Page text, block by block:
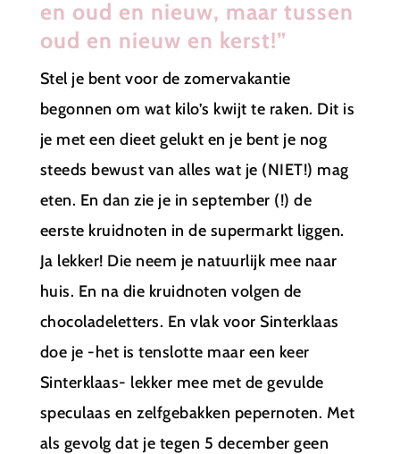
en oud en nieuw, maar tussen
oud en nieuw en kerst!”
Stel je bent voor de zomervakantie
begonnen om wat kilo’s kwijt te raken. Dit is
je met een dieet gelukt en je bent je nog
steeds bewust van alles wat je (NIET!) mag
eten. En dan zie je in september (!) de
eerste kruidnoten in de supermarkt liggen.
Ja lekker! Die neem je natuurlijk mee naar
huis. En na die kruidnoten volgen de
chocoladeletters. En vlak voor Sinterklaas
doe je -het is tenslotte maar een keer
Sinterklaas- lekker mee met de gevulde
speculaas en zelfgebakken pepernoten. Met
als gevolg dat je tegen 5 december geen